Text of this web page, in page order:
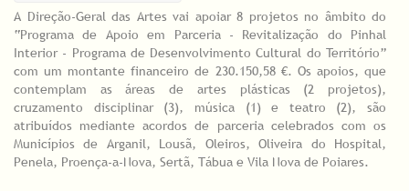
A Direção-Geral das Artes vai apoiar 8 projetos no âmbito do
“Programa de Apoio em Parceria - Revitalização do Pinhal
Interior - Programa de Desenvolvimento Cultural do Território”
com um montante financeiro de 230.150,58 €. Os apoios, que
contemplam as áreas de artes plásticas (2 projetos),
cruzamento disciplinar (3), música (1) e teatro (2), são
atribuídos mediante acordos de parceria celebrados com os
Municípios de Arganil, Lousã, Oleiros, Oliveira do Hospital,
Penela, Proença-a-Nova, Sertã, Tábua e Vila Nova de Poiares.